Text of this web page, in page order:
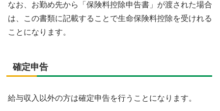
なお、お勤め先から「保険料控除申告書」が渡された場合
は、この書類に記載することで生命保険料控除を受けれる
ことになります。
確定申告
給与収入以外の方は確定申告を行うことになります。